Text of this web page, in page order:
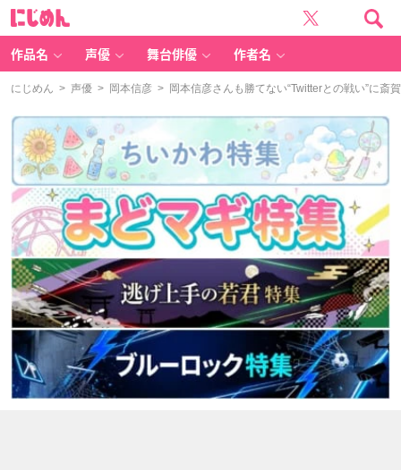
作品名 声優 舞台俳優 作者名
にじめん > 声優 > 岡本信彦 > 岡本信彦さんも勝てない“Twitterとの戦い”に斎